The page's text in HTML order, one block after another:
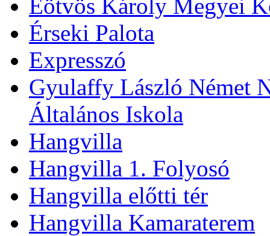
Eötvös Károly Megyei
Érseki Palota
Expresszó
Gyulaffy László Német
Általános Iskola
Hangvilla
Hangvilla 1. Folyosó
Hangvilla előtti tér
Hangvilla Kamaraterem